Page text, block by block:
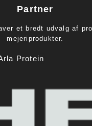
Partner
et bredt udvalg af
mejeriprodukter.
Protein